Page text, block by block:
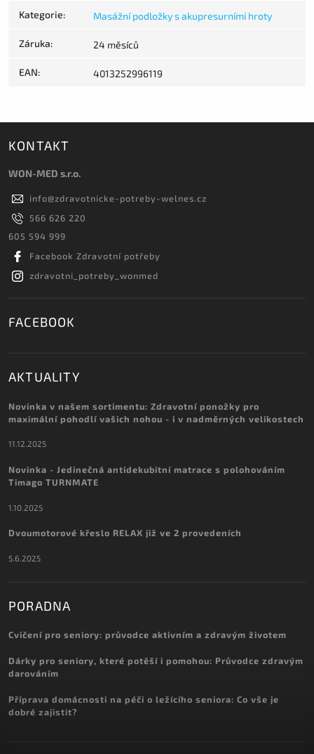
Kategorie: Masážní podložky s akupresurními hroty
Záruka: 24 měsíců
EAN: 4013252996119
KONTAKT
WON-MED s.r.o.
info@zdravotnicke-potreby-welnes.cz
566 626 220
605 594 999
Facebook Zdravotní potřeby
zdravotni_potreby_wonmed
FACEBOOK
AKTUALITY
Novinka v našem sortimentu: Zdravotní ponožky pro
maximální pohodlí vašich nohou - i v nadměrných velikostech
11.12.2025
Novinka - Jedinečná antidekubitní matrace s polohováním
Timago TURNMATE
1.10.2025
Dvoumotorové křeslo RELAX již ve 2 provedeních
5.6.2025
PORADNA
Cvičení pro seniory: průvodce aktivním a zdravým životem
Dárky pro seniory, které potěší i pomohou: Průvodce zdravým
darováním
Příprava domácnosti na péči o ležícího seniora: Co vše je
dobré zajistit?